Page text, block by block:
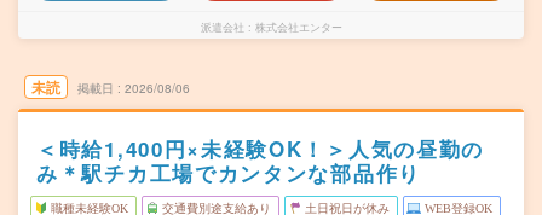
派遣会社 株式会社エンター
未読 掲載日 2026/08/06
＜時給1,400円×未経験OK！＞人気の昼勤の
み＊駅チカ工場でカンタンな部品作り
職種未経験OK 交通費別途支給あり 土日祝日が休み WEB登録OK